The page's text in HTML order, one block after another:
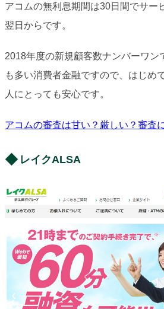
アコムの無利息期間は30日間でサー
翌日からです。
2018年度の新規顧客数ナンバーワン
も多い消費者金融ですので、はじめ
人にとっても安心です。
アコムの審査は甘い？厳しい？審査
レイクALSA